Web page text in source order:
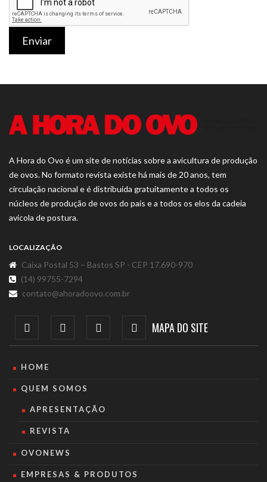
Enviar
A Hora do Ovo é um site de notícias sobre a avicultura de produção
de ovos. No formato revista existe há mais de 20 anos, tem
circulação nacional e é distribuída gratuitamente a todos os
núcleos de produção de ovos do país e a todos os elos da cadeia
avícola de postura.
LOCALIZAÇÃO
Caixa Postal 53 – Bastos SP - CEP 17.690-970
(14) 99755-7294
contato@ahoradoovo.com.br
MAPA DO SITE
HOME
QUEM SOMOS
APRESENTAÇÃO
REVISTA
OVONEWS
EMPRESAS & PRODUTOS